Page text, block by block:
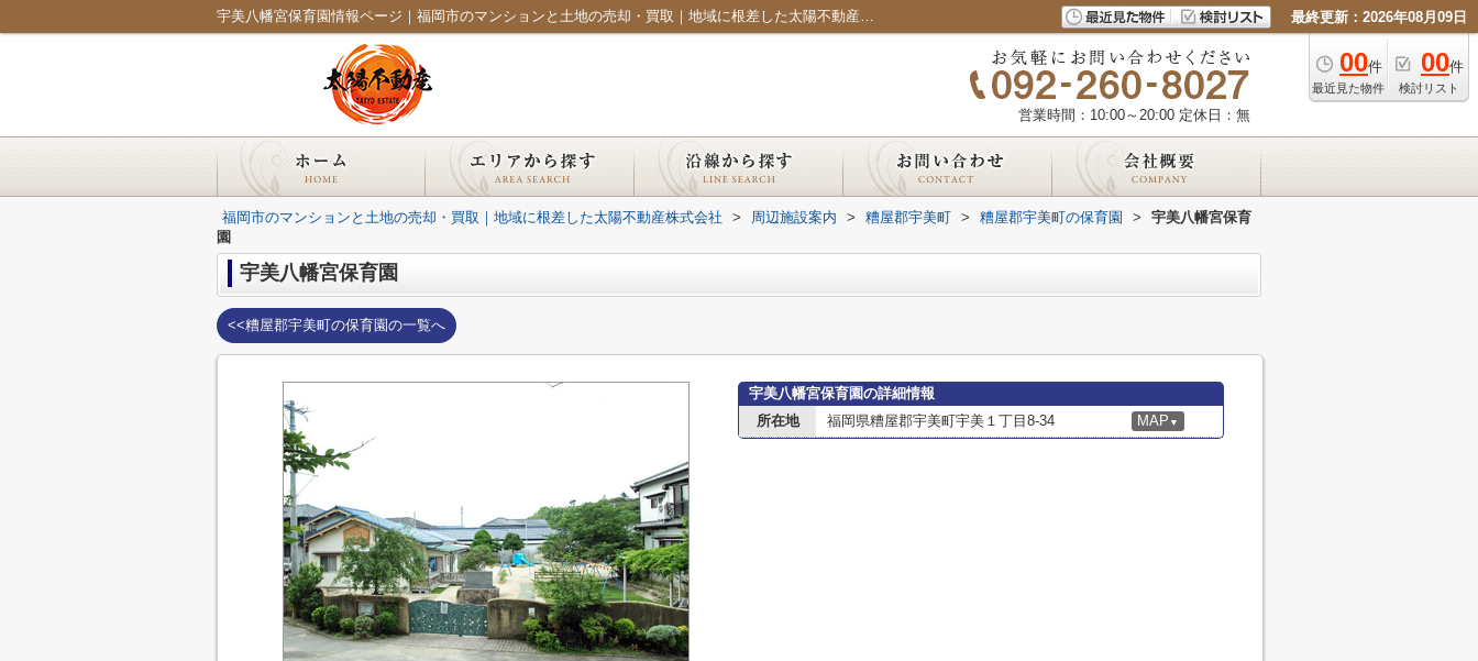
宇美八幡宮保育園情報ページ｜福岡市のマンションと土地の売却・買取｜地域に根差した太陽不動産株式会社 最終更新：2026年08月09日
00件
最近見た物件
00件
検討リスト
営業時間：10:00～20:00 定休日：無
福岡市のマンションと土地の売却・買取｜地域に根差した太陽不動産株式会社 > 周辺施設案内 > 糟屋郡宇美町 > 糟屋郡宇美町の保育園 >
宇美八幡宮保育
園
宇美八幡宮保育園
<<糟屋郡宇美町の保育園の一覧へ
宇美八幡宮保育園の詳細情報
所在地
福岡県糟屋郡宇美町宇美１丁目8-34 MAP ▼